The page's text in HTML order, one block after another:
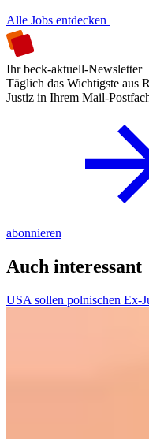
Alle Jobs entdecken
Ihr beck-aktuell-Newsletter
Täglich das Wichtigste aus
Justiz in Ihrem Mail-
abonnieren
Auch interessant
USA sollen polnischen Ex-